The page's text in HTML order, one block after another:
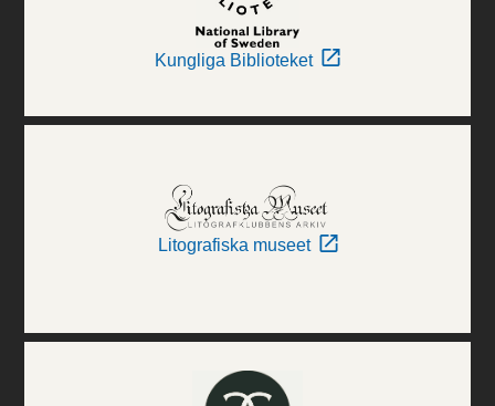
Kungliga Biblioteket
Litografiska museet